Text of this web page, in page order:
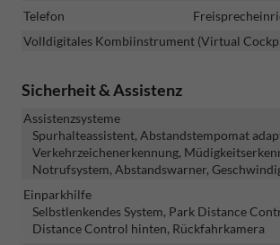
Telefon
Volldigitales Kombiinstrument (Virtual
Sicherheit & Assistenz
Assistenzsysteme
Spurhalteassistent, Abstandstempomat
Verkehrzeichenerkennung,
Notrufsystem, Abstandswarner,
Einparkhilfe
Selbstlenkendes System, Park Distance
Distance Control hinten, Rückfahrkamera